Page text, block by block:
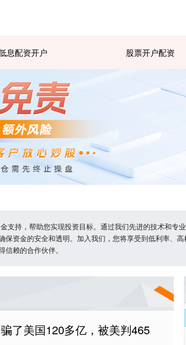
息配资开户 股票开户配资
支持，帮助您实现投资目标。通过我们先进的技术和专
资金的安全和透明。加入我们，您将享受到低利率、
赖的合作伙伴。
了美国120多亿，被美判465